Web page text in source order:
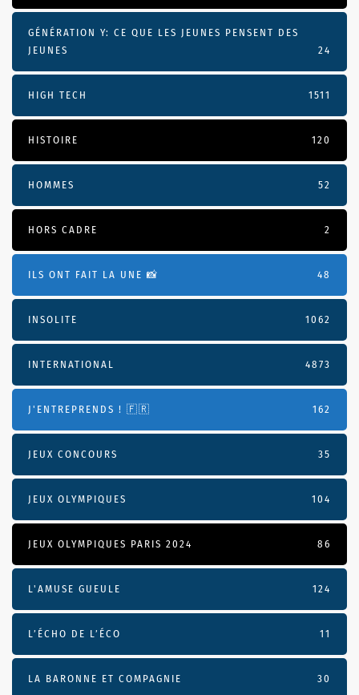
GÉNÉRATION Y: CE QUE LES JEUNES PENSENT DES
JEUNES
24
HIGH TECH 1511
HISTOIRE 120
HOMMES 52
HORS CADRE 2
ILS ONT FAIT LA UNE 📸 48
INSOLITE 1062
INTERNATIONAL 4873
J'ENTREPRENDS ! 🇫🇷 162
JEUX CONCOURS 35
JEUX OLYMPIQUES 104
JEUX OLYMPIQUES PARIS 2024 86
L'AMUSE GUEULE 124
L’ÉCHO DE L’ÉCO 11
LA BARONNE ET COMPAGNIE 30